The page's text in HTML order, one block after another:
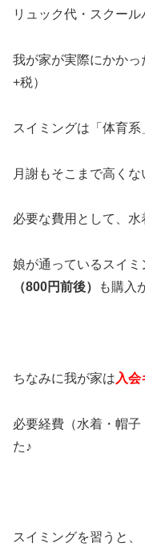
リュック代・スクール
我が家が実際にかかっ
+税）
スイミングは「体育系
月謝もそこまで高くな
必要な費用として、水
娘が通っているスイミ
（800円前後）
も購入
ちなみに我が家は 入
必要経費（水着・帽
た♪
スイミングを習うと、